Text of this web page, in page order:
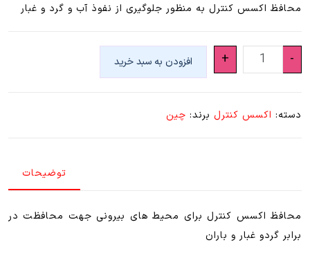
محافظ اکسس کنترل به منظور جلوگیری از نفوذ آب و گرد و غبار
-
اکسس
+ افزودن به سبد خرید
دسته: اکسس کنترل برند: چین
توضیحات
محافظ اکسس کنترل برای محیط های بیرونی جهت محافظت در
برابر گردو غبار و باران